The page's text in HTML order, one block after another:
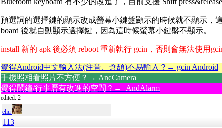
Bluetooth keyboard 有不少的改進了，目前支援 Shift
預選詞的選擇鍵的顯示改成螢幕小鍵盤顯示的時候就不顯示，
board 後就自動顯示選擇鍵，因為這時候螢幕小鍵盤不顯示。
install 新的 apk 後必須 reboot 重新執行 gcin，否則會無法使用
覺得Android中文輸入法(注音、倉頡)不易輸入？→ gcin Android
手機照相看照片不方便？→ AndCamera
覺得鬧鐘/行事曆有改進的空間？→ AndAlarm
edited: 2
eliu
113